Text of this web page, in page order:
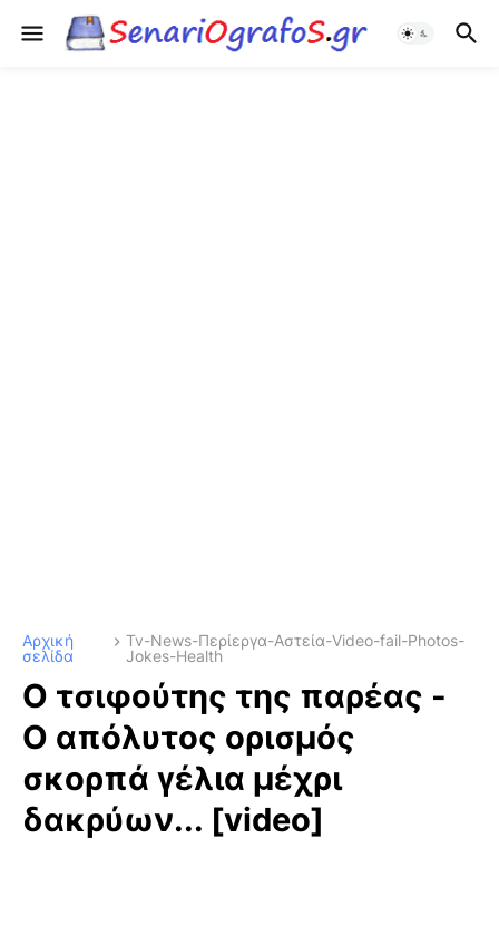
Αρχική
σελίδα
Tv-News-Περίεργα-Αστεία-Video-fail-Photos-
Jokes-Health
Ο τσιφούτης της παρέας -
O απόλυτος ορισμός
σκορπά γέλια μέχρι
δακρύων... [video]